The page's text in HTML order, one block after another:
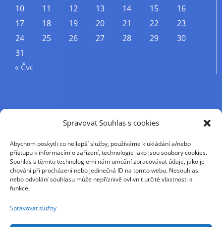
Spravovat Souhlas s cookies
Abychom poskytli co nejlepší služby, používáme k ukládání a/nebo
přístupu k informacím o zařízení, technologie jako jsou soubory cookies.
Souhlas s těmito technologiemi nám umožní zpracovávat údaje, jako je
chování při procházení nebo jedinečná ID na tomto webu. Nesouhlas
nebo odvolání souhlasu může nepříznivě ovlivnit určité vlastnosti a
funkce.
Spravovat služby
10
11 12 13 14 15
16
17
18 19 20 21 22
23
24
25 26 27 28 29
30
31
« Čvc
Příjmení
Křestní jméno
E-mail
Pokračováním přijímáte zásady ochrany osobních